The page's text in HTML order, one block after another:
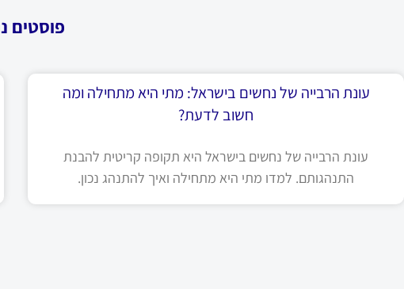
פוסטים
עונת הרבייה של נחשים בישראל: מתי היא מתחילה ומה
חשוב לדעת?
עונת הרבייה של נחשים בישראל היא תקופה קריטית להבנת
התנהגותם. למדו מתי היא מתחילה ואיך להתנהג נכון.